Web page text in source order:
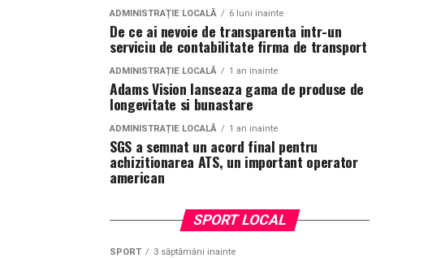
ADMINISTRAȚIE LOCALĂ 6 luni inainte
De ce ai nevoie de transparenta intr-un
serviciu de contabilitate firma de transport
ADMINISTRAȚIE LOCALĂ 1 an inainte
Adams Vision lanseaza gama de produse de
longevitate si bunastare
ADMINISTRAȚIE LOCALĂ 1 an inainte
SGS a semnat un acord final pentru
achizitionarea ATS, un important operator
american
SPORT LOCAL
SPORT 3 săptămâni inainte